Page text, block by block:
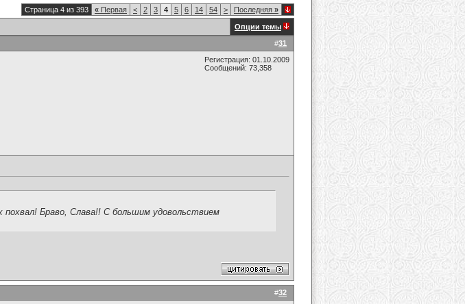
Страница 4 из 393 « Первая < 2 3 4 5 6 14 54 > Последняя »
Опции темы
#31
Регистрация: 01.10.2009
Сообщений: 73,358
похвал! Браво, Слава!! С большим удовольствием
#32